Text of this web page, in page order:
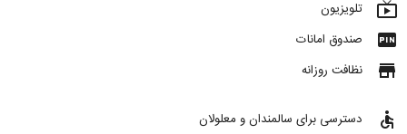
live_tv تلویزیون
fiber_pin صندوق امانات
store نظافت روزانه
accessible دسترسی برای سالمندان و معلولان